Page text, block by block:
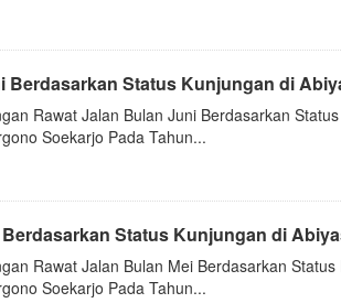
Status Kunjungan di
Rawat Jalan Bulan Juni Berdasarkan
Soekarjo Pada Tahun...
Status Kunjungan di
Rawat Jalan Bulan Mei Berdasarkan
Soekarjo Pada Tahun...